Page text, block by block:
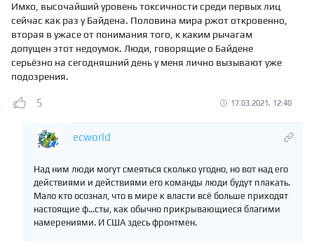
Имхо, высочайший уровень токсичности среди первых лиц
сейчас как раз у Байдена. Половина мира ржот откровенно,
вторая в ужасе от понимания того, к каким рычагам
допущен этот недоумок. Люди, говорящие о Байдене
серьёзно на сегодняшний день у меня лично вызывают уже
подозрения.
5 17.03.2021, 12:40
ecworld
Над ним люди могут смеяться сколько угодно, но вот над его
действиями и действиями его команды люди будут плакать.
Мало кто осознал, что в мире к власти всё больше приходят
настоящие ф...сты, как обычно прикрывающиеся благими
намерениями. И США здесь фронтмен.